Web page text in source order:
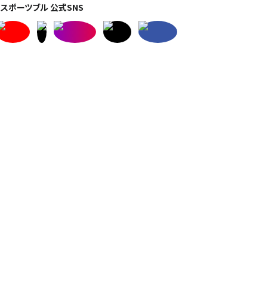
スポーツブル 公式SNS